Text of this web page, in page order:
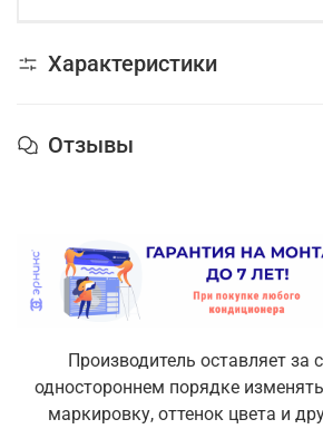
Характеристики
Отзывы
Производитель оставляет за
одностороннем порядке
маркировку, оттенок цвета и